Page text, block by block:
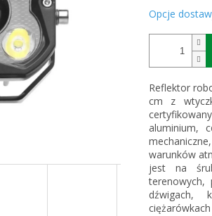
Opcje
Reflektor
cm z
aluminium,
warunków
jest na
terenowych,
dźwigach,